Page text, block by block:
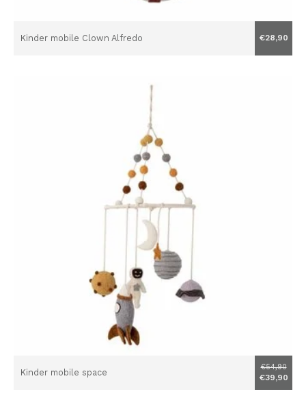
Kinder mobile Clown Alfredo €28,90
Kinder mobile space
€54,90
€39,90